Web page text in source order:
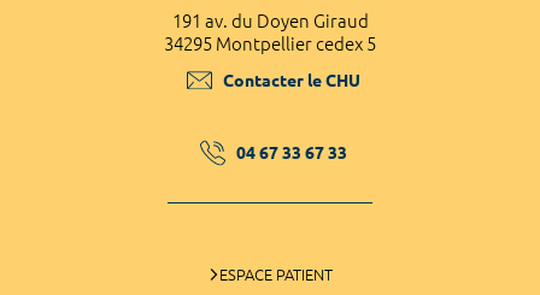
191 av. du Doyen Giraud
34295 Montpellier cedex 5
Contacter le CHU
04 67 33 67 33
ESPACE PATIENT